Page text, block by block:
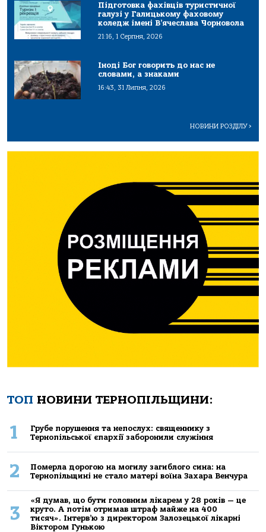
Підготовка фахівців туристичної
галузі у Галицькому фаховому
коледж імені В’ячеслава Чорновола
21:16, 1 Серпня, 2026
Іноді Бог говорить до нас не
словами, а знаками
16:43, 31 Липня, 2026
НОВИНИ РОЗДІЛУ>
ТОП НОВИНИ ТЕРНОПІЛЬЩИНИ:
1
Грубе порушення та непослух: священнику з
Тернопільської єпархії заборонили служіння
2
Померла дорогою на могилу загиблого сина: на
Тернопільщині не стало матері воїна Захара Венчура
3
«Я думав, що бути головним лікарем у 28 років — це
круто. А потім отримав штраф майже на 400
тисяч». Інтерв’ю з директором Залозецької лікарні
Віктором Гунькою